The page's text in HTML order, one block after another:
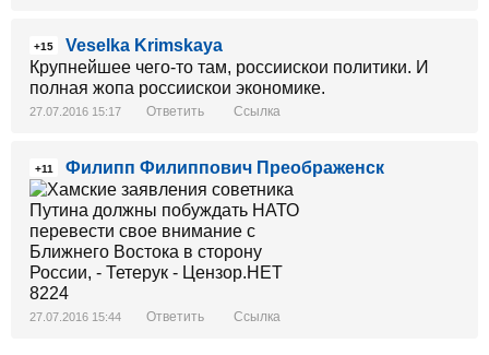
+15
Veselka Krimskaya
Крупнейшее чего-то там, россиискои политики. И
полная жопа россиискои экономике.
27.07.2016 15:17 Ответить Ссылка
+11 Филипп Филиппович Преображенск
27.07.2016 15:44 Ответить Ссылка